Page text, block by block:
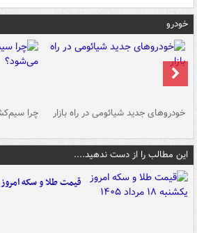
خودرو
خودروهای جدید شیائومی در راه بازار چرا
این مطالب را از دست ندهید....
قیمت طلا و سکه امروز یکشنبه